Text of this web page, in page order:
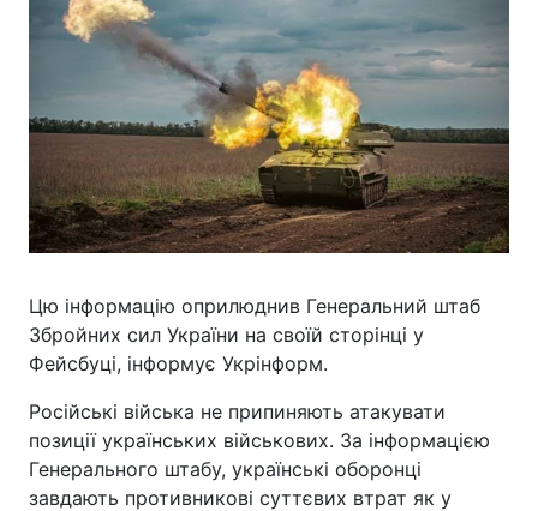
Цю інформацію оприлюднив Генеральний штаб
Збройних сил України на своїй сторінці у
Фейсбуці, інформує Укрінформ.
Російські війська не припиняють атакувати
позиції українських військових. За інформацією
Генерального штабу, українські оборонці
завдають противникові суттєвих втрат як у